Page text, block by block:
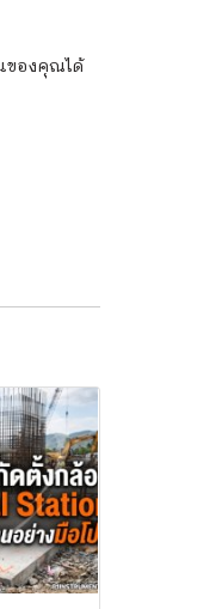
ของคุณได้